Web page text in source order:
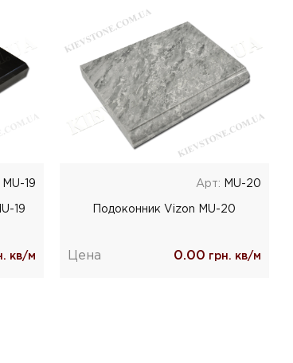
MU-19
19
кв/м
Арт: MU-20
Подоконник Vizon MU-20
Цена 0.00 грн. кв/м